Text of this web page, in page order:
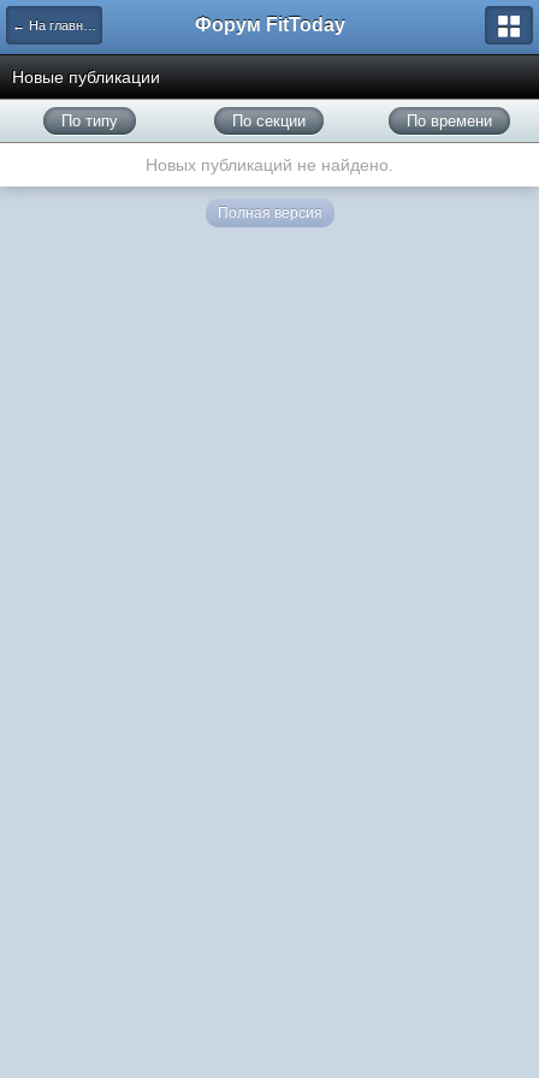
← На главную Форум FitToday
Новые публикации
По типу По секции По времени
Новых публикаций не найдено.
Полная версия